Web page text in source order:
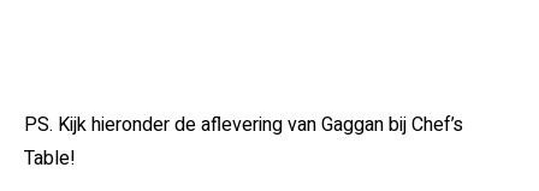
PS. Kijk hieronder de aflevering van Gaggan bij Chef’s
Table!